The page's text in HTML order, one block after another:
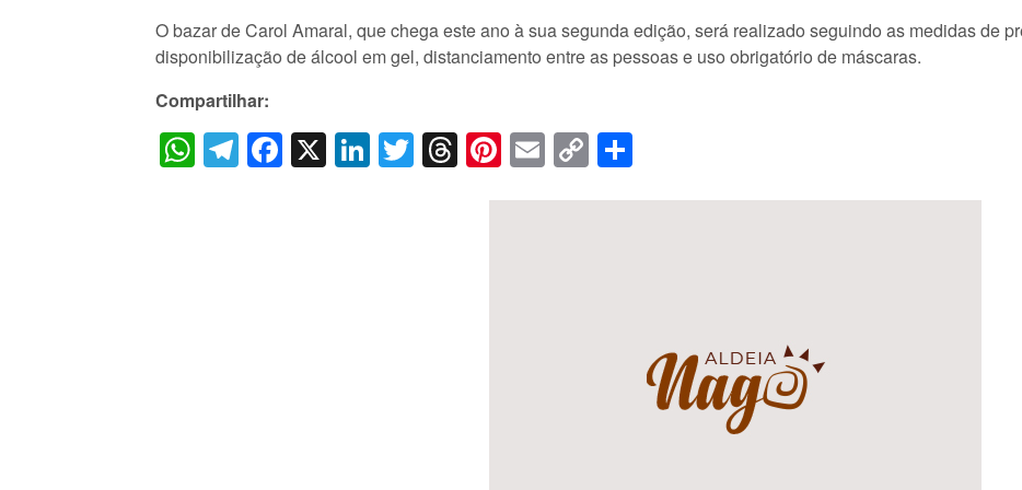
O bazar de Carol Amaral, que chega este ano à sua segunda edição, será realizado seguindo as medidas de
disponibilização de álcool em gel, distanciamento entre as pessoas e uso obrigatório de máscaras.
Compartilhar:
WhatsApp
Telegram
Facebook
X LinkedIn
Twitter
Threads
Pinterest
Email
Copy
Link